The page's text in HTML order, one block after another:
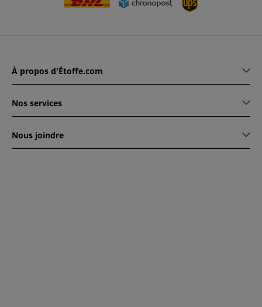
À propos d'Étoffe.com
Nos services
Nous joindre